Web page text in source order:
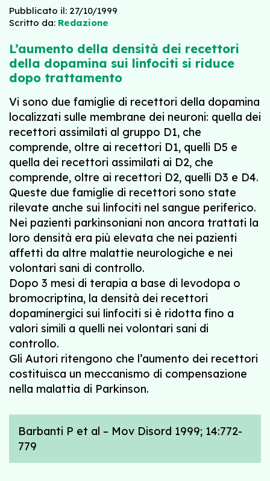
Pubblicato il: 27/10/1999
Scritto da: Redazione
L’aumento della densità dei recettori
della dopamina sui linfociti si riduce
dopo trattamento
Vi sono due famiglie di recettori della dopamina
localizzati sulle membrane dei neuroni: quella dei
recettori assimilati al gruppo D1, che
comprende, oltre ai recettori D1, quelli D5 e
quella dei recettori assimilati ai D2, che
comprende, oltre ai recettori D2, quelli D3 e D4.
Queste due famiglie di recettori sono state
rilevate anche sui linfociti nel sangue periferico.
Nei pazienti parkinsoniani non ancora trattati la
loro densità era più elevata che nei pazienti
affetti da altre malattie neurologiche e nei
volontari sani di controllo.
Dopo 3 mesi di terapia a base di levodopa o
bromocriptina, la densità dei recettori
dopaminergici sui linfociti si è ridotta fino a
valori simili a quelli nei volontari sani di
controllo.
Gli Autori ritengono che l’aumento dei recettori
costituisca un meccanismo di compensazione
nella malattia di Parkinson.
Barbanti P et al – Mov Disord 1999; 14:772-
779